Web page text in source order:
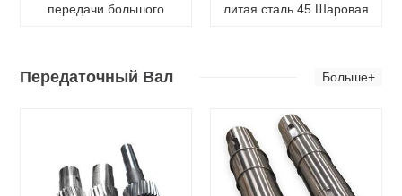
передачи большого
литая сталь 45 Шаровая
шестерня большого
Передаточный Вал Больше+